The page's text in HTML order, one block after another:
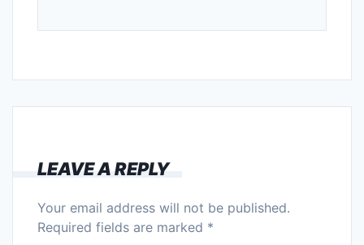
LEAVE A REPLY
Your email address will not be published.
Required fields are marked *